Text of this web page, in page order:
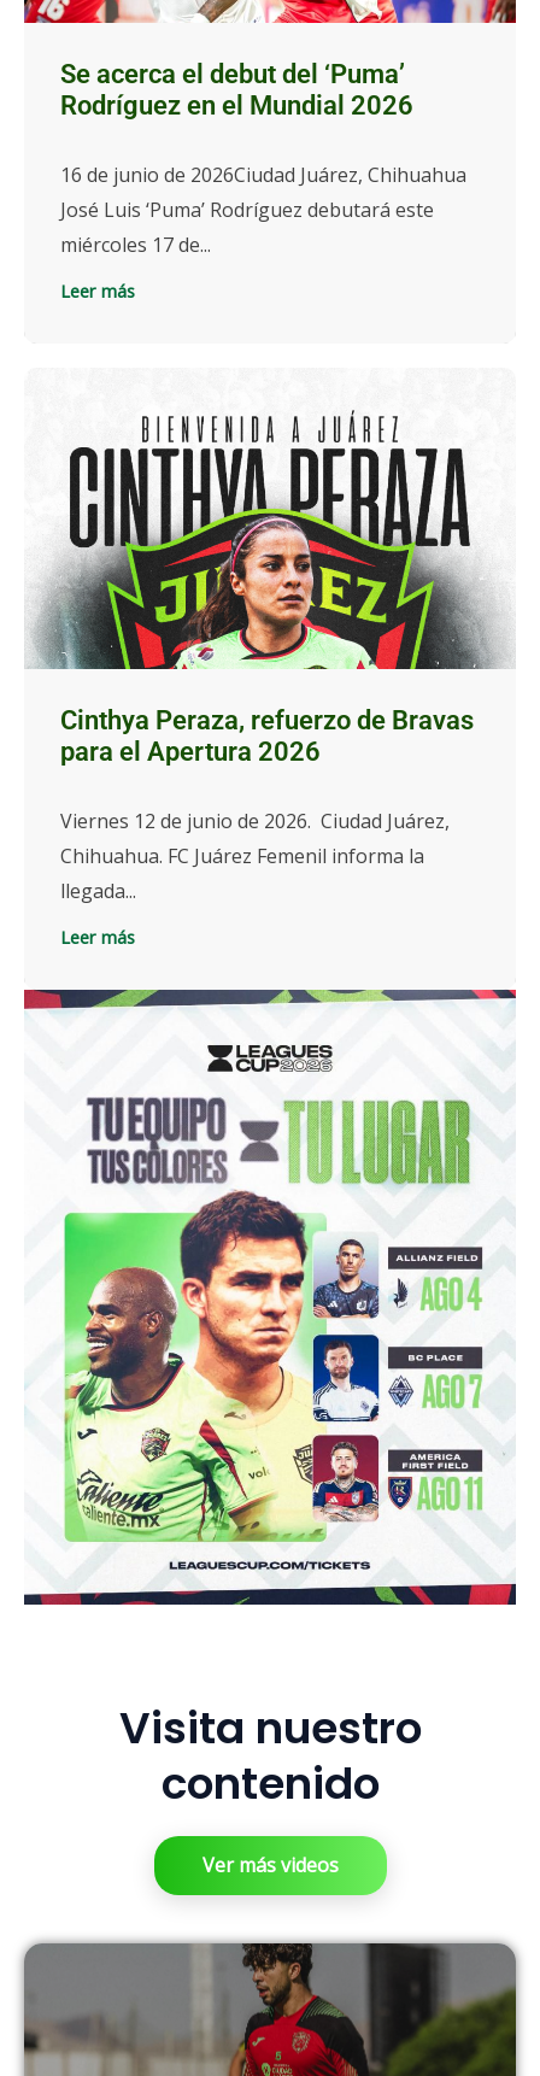
Se acerca el debut del ‘Puma’
Rodríguez en el Mundial 2026
16 de junio de 2026Ciudad Juárez, Chihuahua
José Luis ‘Puma’ Rodríguez debutará este
miércoles 17 de...
Leer más
Cinthya Peraza, refuerzo de Bravas
para el Apertura 2026
Viernes 12 de junio de 2026. Ciudad Juárez,
Chihuahua. FC Juárez Femenil informa la
llegada...
Leer más
Visita nuestro
contenido
Ver más videos